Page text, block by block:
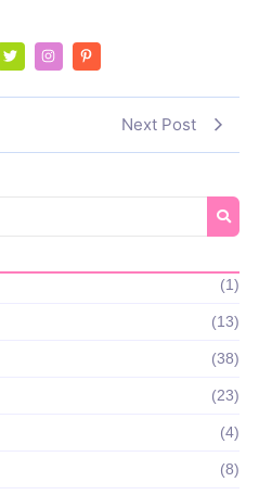
Next Post
(1)
(13)
(38)
(23)
(4)
(8)